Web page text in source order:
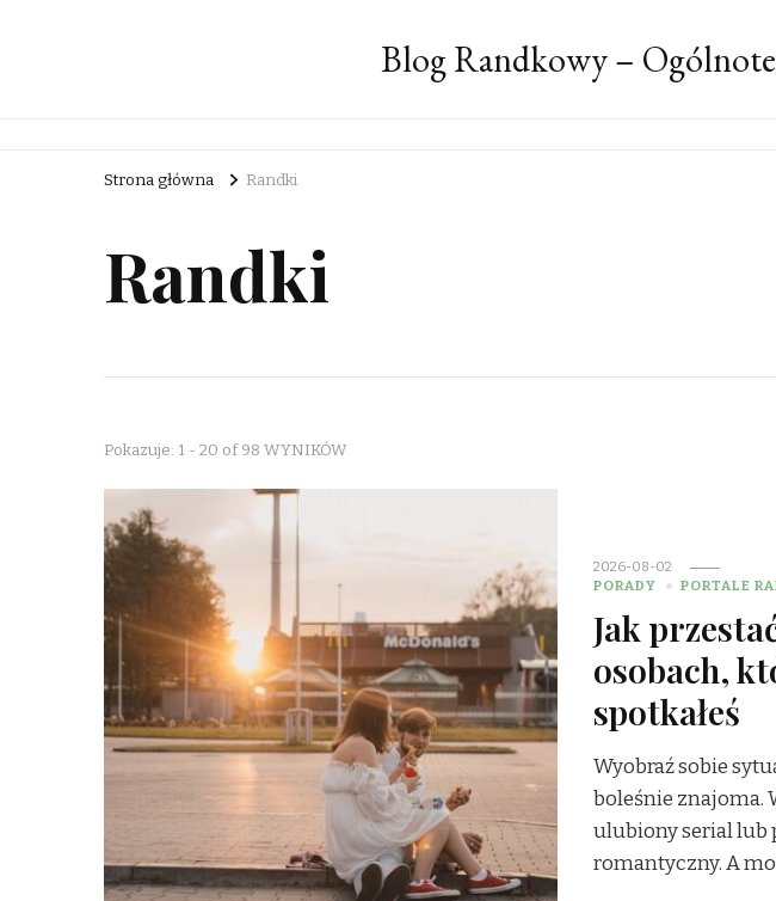
Blog Randkowy –
Strona główna Randki
Randki
Pokazuje: 1 - 20 of 98 WYNIKÓW
2026-08-02
PORADY
PORTALE
Jak
osobach,
spotkałeś
Wyobraź sobie
boleśnie znajoma.
ulubiony serial lub
romantyczny. A